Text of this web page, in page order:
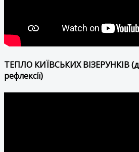
ТЕПЛО КИЇВСЬКИХ ВІЗЕРУНКІВ
рефлексії)